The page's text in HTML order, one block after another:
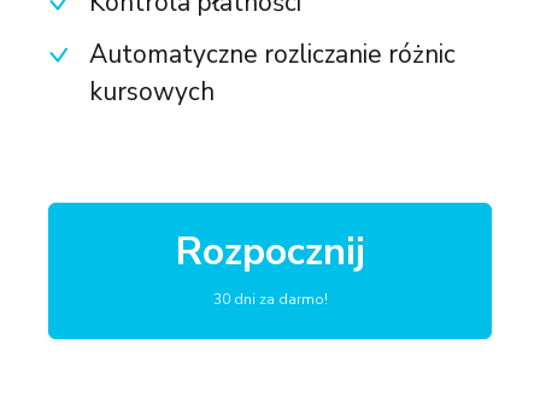
Automatyczne rozliczanie różnic
kursowych
Rozpocznij
30 dni za darmo!